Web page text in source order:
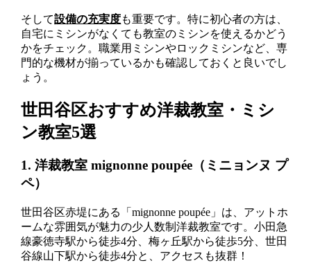
そして設備の充実度も重要です。特に初心者の方は、
自宅にミシンがなくても教室のミシンを使えるかどう
かをチェック。職業用ミシンやロックミシンなど、専
門的な機材が揃っているかも確認しておくと良いでし
ょう。
世田谷区おすすめ洋裁教室・ミシ
ン教室5選
1. 洋裁教室 mignonne poupée（ミニョンヌ プ
ペ）
世田谷区赤堤にある「mignonne poupée」は、アットホ
ームな雰囲気が魅力の少人数制洋裁教室です。小田急
線豪徳寺駅から徒歩4分、梅ヶ丘駅から徒歩5分、世田
谷線山下駅から徒歩4分と、アクセスも抜群！